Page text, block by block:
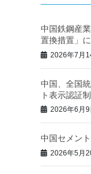
中国鉄鋼産
置換措置」
2026年7月
中国、全国
ト表示認証
2026年6月9
中国セメン
2026年5月